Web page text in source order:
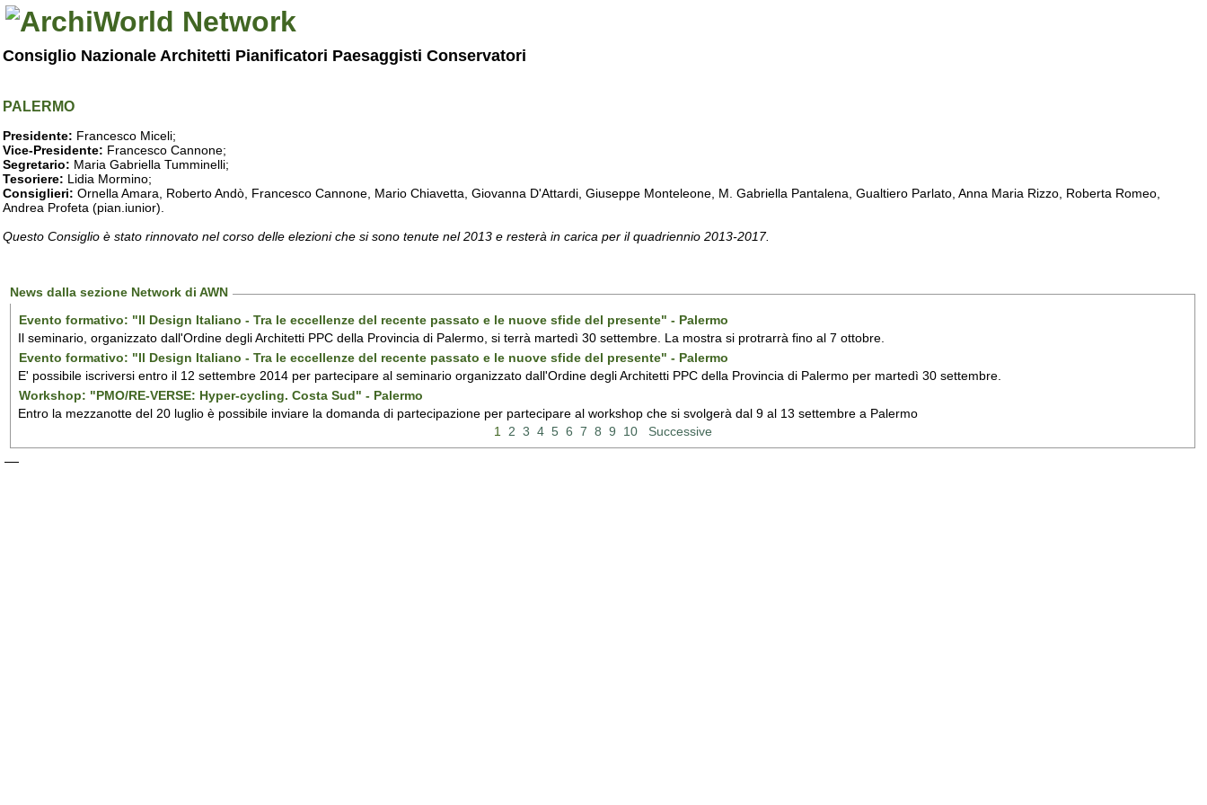
Consiglio Nazionale Architetti Pianificatori Paesaggisti Conservatori
PALERMO
Presidente: Francesco Miceli;
Vice-Presidente: Francesco Cannone;
Segretario: Maria Gabriella Tumminelli;
Tesoriere: Lidia Mormino;
Consiglieri: Ornella Amara, Roberto Andò, Francesco Cannone, Mario Chiavetta, Giovanna D'Attardi, Giuseppe Monteleone, M. Gabriella Pantalena, Gualtiero Parlato, Anna Maria Rizzo, Roberta Romeo,
Andrea Profeta (pian.iunior).
Questo Consiglio è stato rinnovato nel corso delle elezioni che si sono tenute nel 2013 e resterà in carica per il quadriennio 2013-2017.
News dalla sezione Network di AWN
Evento formativo: "Il Design Italiano - Tra le eccellenze del recente passato e le nuove sfide del presente" - Palermo
Il seminario, organizzato dall'Ordine degli Architetti PPC della Provincia di Palermo, si terrà martedì 30 settembre. La mostra si protrarrà fino al 7 ottobre.
Evento formativo: "Il Design Italiano - Tra le eccellenze del recente passato e le nuove sfide del presente" - Palermo
E' possibile iscriversi entro il 12 settembre 2014 per partecipare al seminario organizzato dall'Ordine degli Architetti PPC della Provincia di Palermo per martedì 30 settembre.
Workshop: "PMO/RE-VERSE: Hyper-cycling. Costa Sud" - Palermo
Entro la mezzanotte del 20 luglio è possibile inviare la domanda di partecipazione per partecipare al workshop che si svolgerà dal 9 al 13 settembre a Palermo
1
2 3 4 5 6 7 8 9 10 Successive